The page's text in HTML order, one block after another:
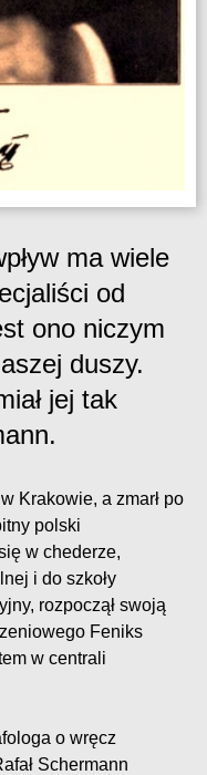
ma wiele
od
ono niczym
duszy.
jej tak
Krakowie, a zmarł po
polski
w chederze,
i do szkoły
rozpoczął swoją
Feniks
w centrali
o wręcz
Schermann